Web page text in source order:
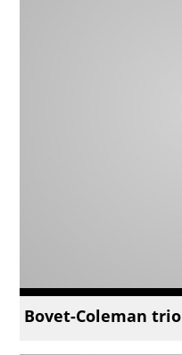
Bovet-Coleman trio